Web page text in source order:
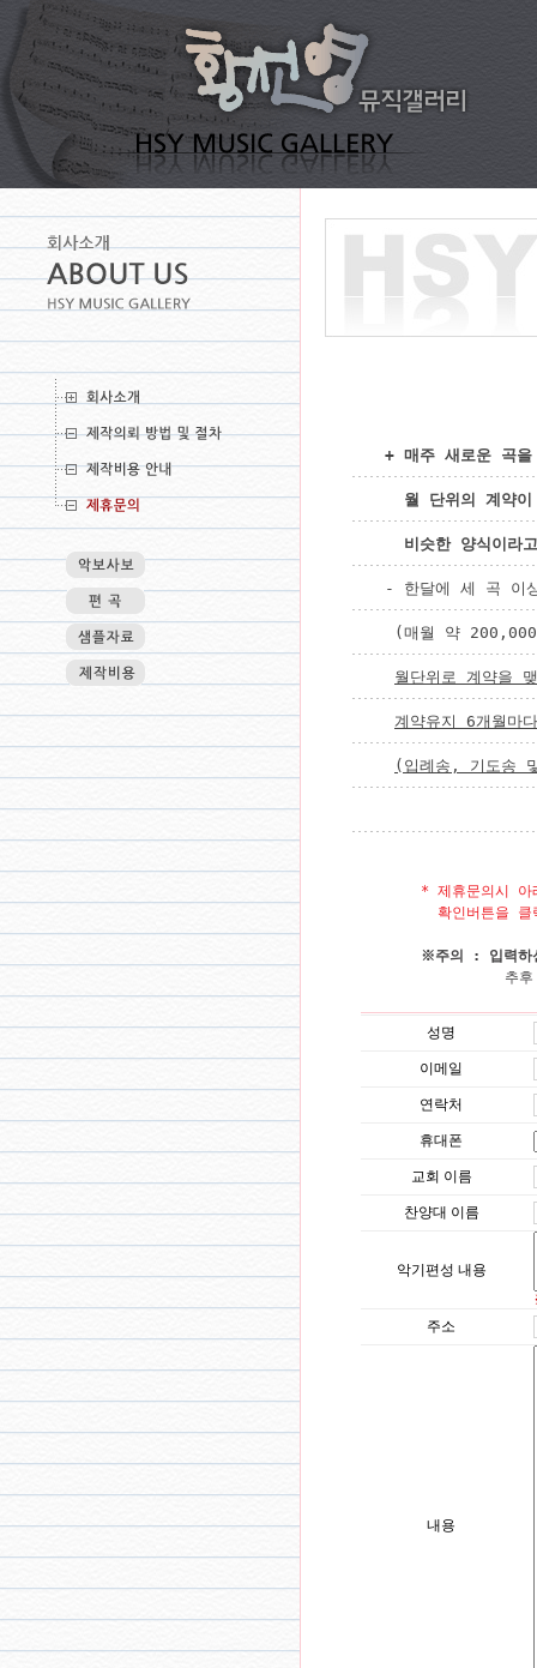
+ 매주 새로운 곡
월 단위의 계약
비슷한 양식이라
- 한달에 세 곡 이
(매월 약
월단위로 계약을
계약유지 6개월마
(입례송, 기도송
* 제휴문의시
확인버튼을 클
※주의 : 입력하
추후
성명
이메일
연락처
휴대폰
교회 이름
찬양대 이름
악기편성 내용
주소
내용